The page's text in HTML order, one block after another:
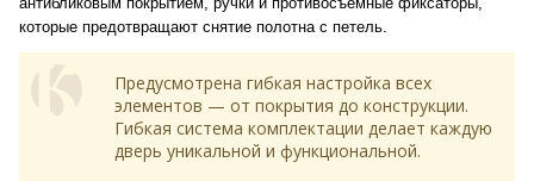
которые предотвращают снятие полотна с петель.
Предусмотрена гибкая настройка всех
элементов — от покрытия до конструкции.
Гибкая система комплектации делает каждую
дверь уникальной и функциональной.